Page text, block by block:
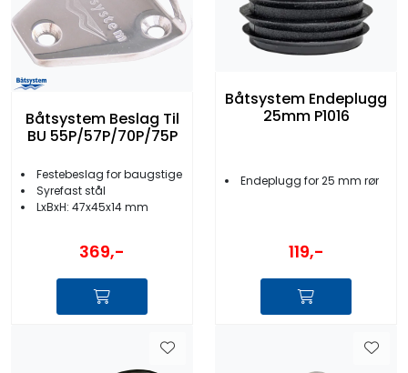
Båtsystem Beslag Til
BU 55P/57P/70P/75P
Festebeslag for baugstige
Syrefast stål
LxBxH: 47x45x14 mm
369,-
Båtsystem Endeplugg
25mm P1016
Endeplugg for 25 mm rør
119,-